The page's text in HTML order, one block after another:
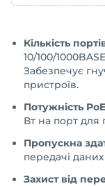
Кількість
10/100/
Забезпечує
пристроїв.
Потужність
Вт на порт для
Пропускна
передачі
Захист від